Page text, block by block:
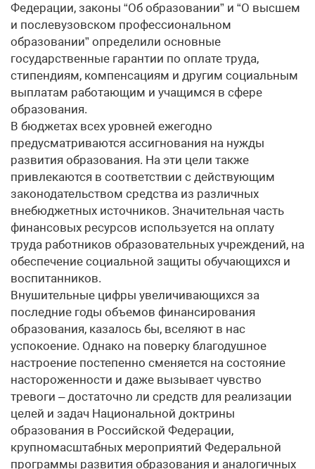
Федерации, законы “Об образовании” и “О высшем
и послевузовском профессиональном
образовании” определили основные
государственные гарантии по оплате труда,
стипендиям, компенсациям и другим социальным
выплатам работающим и учащимся в сфере
образования.
В бюджетах всех уровней ежегодно
предусматриваются ассигнования на нужды
развития образования. На эти цели также
привлекаются в соответствии с действующим
законодательством средства из различных
внебюджетных источников. Значительная часть
финансовых ресурсов используется на оплату
труда работников образовательных учреждений, на
обеспечение социальной защиты обучающихся и
воспитанников.
Внушительные цифры увеличивающихся за
последние годы объемов финансирования
образования, казалось бы, вселяют в нас
успокоение. Однако на поверку благодушное
настроение постепенно сменяется на состояние
настороженности и даже вызывает чувство
тревоги – достаточно ли средств для реализации
целей и задач Национальной доктрины
образования в Российской Федерации,
крупномасштабных мероприятий Федеральной
программы развития образования и аналогичных